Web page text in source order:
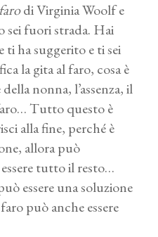
di Virginia Woolf e
sei fuori strada. Hai
ti ha suggerito e ti sei
la gita al faro, cosa è
nonna, l’assenza, il
Tutto questo è
alla fine, perché è
allora può
tutto il resto…
essere una soluzione
può anche essere